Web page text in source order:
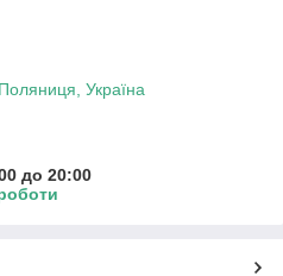
Україна
до 20:00